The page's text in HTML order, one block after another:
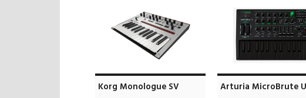
Korg Monologue SV Arturia MicroBrute